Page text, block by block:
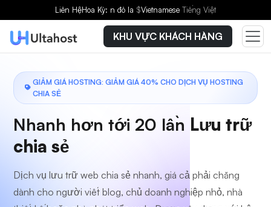
Liên HệHoa Kỳ: n đô la $Vietnamese Tiếng Việt
KHU VỰC KHÁCH HÀNG
GIẢM GIÁ HOSTING: GIẢM GIÁ 40% CHO DỊCH VỤ HOSTING
CHIA SẺ
Nhanh hơn tới 20 lần Lưu trữ
chia sẻ
Dịch vụ lưu trữ web chia sẻ nhanh, giá cả phải chăng
dành cho người viết blog, chủ doanh nghiệp nhỏ, nhà